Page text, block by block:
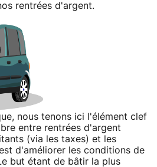
rentrées d'argent.
nous tenons ici l'élément clef
entre rentrées d'argent
(via les taxes) et les
d'améliorer les conditions de
but étant de bâtir la plus